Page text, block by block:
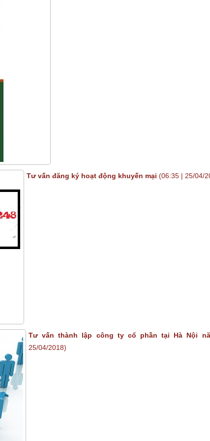
Tư vấn đăng ký hoạt động khuyến mại (06:35 | 25/04/
Tư vấn thành lập công ty cổ phần tại Hà Nội
25/04/2018)